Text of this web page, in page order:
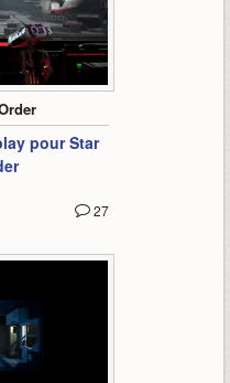
26:39
pour Star
27